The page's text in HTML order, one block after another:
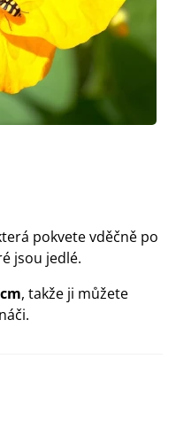
pokvete vděčně po
jsou jedlé.
, takže ji můžete